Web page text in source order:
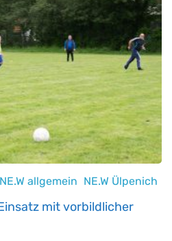
NE.W allgemein NE.W Ülpenich
mit vorbildlicher